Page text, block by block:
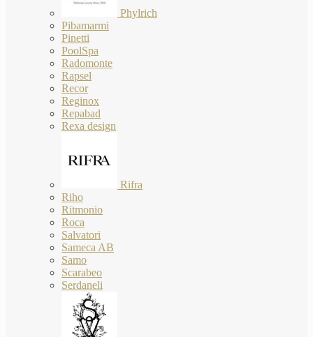
Phylrich
Pibamarmi
Pinetti
PoolSpa
Radomonte
Rapsel
Recor
Reginox
Repabad
Rexa design
Rifra
Riho
Ritmonio
Roca
Salvatori
Sameca AB
Samo
Scarabeo
Serdaneli